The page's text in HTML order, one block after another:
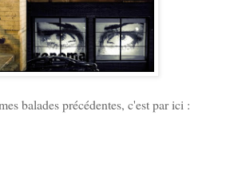
balades précédentes, c'est par ici :